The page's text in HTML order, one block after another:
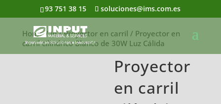
93 751 38 15 soluciones@ims.com.es
Home/In/Proyector en carril / Proyector en
carril cilíndrico Blanco de 30W Luz Cálida
Proyector
en carril